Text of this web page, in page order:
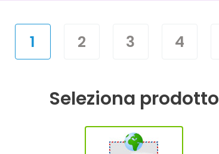
1 2 3 4
Seleziona prodotto